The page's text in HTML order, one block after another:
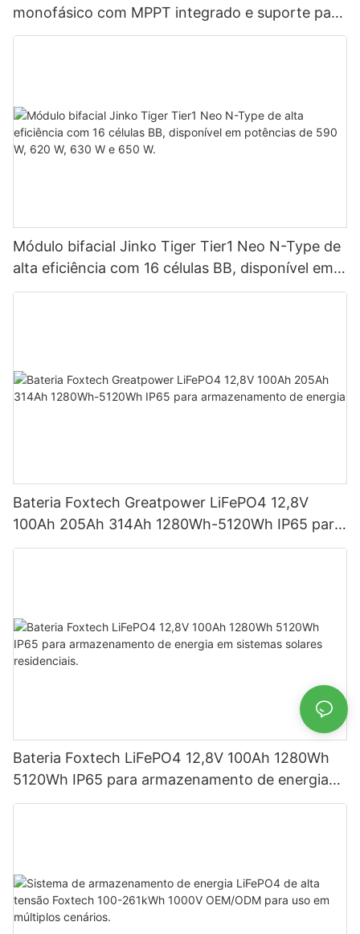
monofásico com MPPT integrado e suporte para
até 9 unidades em paralelo para sistemas
Módulo bifacial Jinko Tiger Tier1 Neo N-Type de
alta eficiência com 16 células BB, disponível em
potências de 590 W, 620 W, 630 W e 650 W.
Bateria Foxtech Greatpower LiFePO4 12,8V
100Ah 205Ah 314Ah 1280Wh-5120Wh IP65 para
armazenamento de energia
Bateria Foxtech LiFePO4 12,8V 100Ah 1280Wh
5120Wh IP65 para armazenamento de energia
em sistemas solares residenciais.